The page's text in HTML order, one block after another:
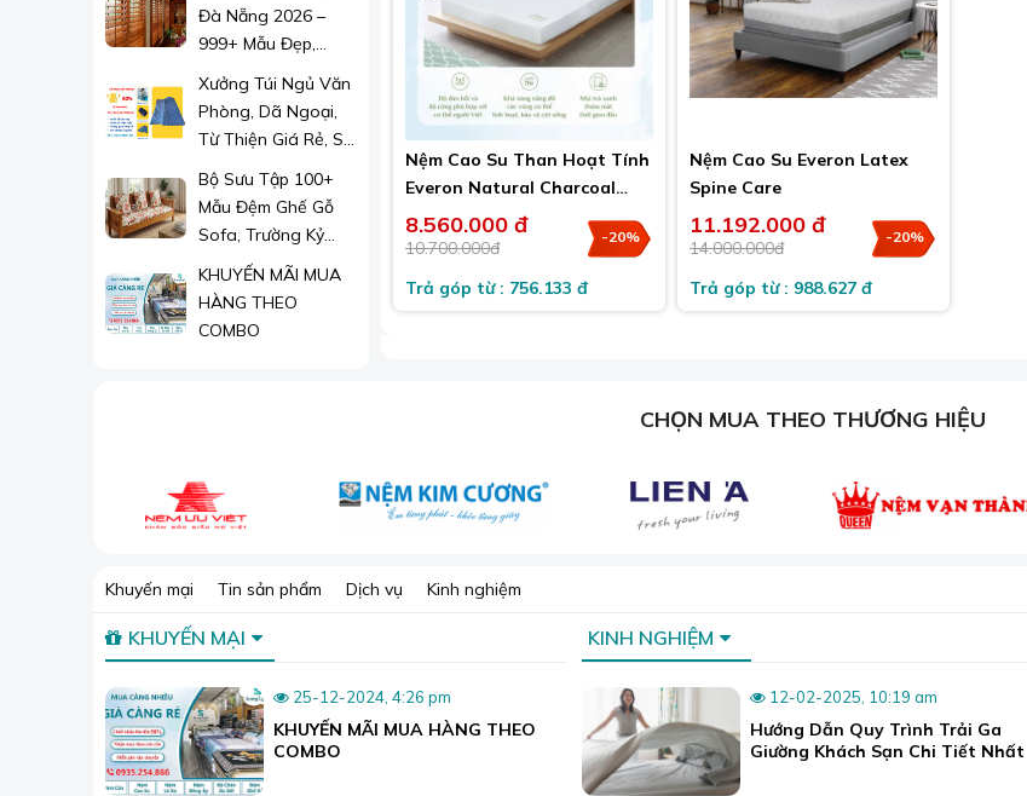
Đà Nẵng 2026 –
999+ Mẫu Đẹp,
Sang Trọng, Giá Chỉ
Từ 1xx.000đ/m²
Xưởng Túi Ngủ Văn
Phòng, Dã Ngoại,
Từ Thiện Giá Rẻ, Sỉ
Lẻ Toàn Quốc
Bộ Sưu Tập 100+
Mẫu Đệm Ghế Gỗ
Sofa, Trường Kỷ
Đẹp 2026
KHUYẾN MÃI MUA
HÀNG THEO
COMBO
Nệm Cao Su Than Hoạt Tính
Everon Natural Charcoal
Latex
8.560.000 đ
10.700.000đ
-20%
Trả góp từ : 756.133 đ
Nệm Cao Su Everon Latex
Spine Care
11.192.000 đ
14.000.000đ
-20%
Trả góp từ : 988.627 đ
CHỌN MUA THEO THƯƠNG HIỆU
Khuyến mại Tin sản phẩm Dịch vụ Kinh nghiệm
KHUYẾN MẠI
25-12-2024, 4:26 pm
KHUYẾN MÃI MUA HÀNG THEO
COMBO
KINH NGHIỆM
12-02-2025, 10:19 am
Hướng Dẫn Quy Trình Trải Ga
Giường Khách Sạn Chi Tiết Nhất